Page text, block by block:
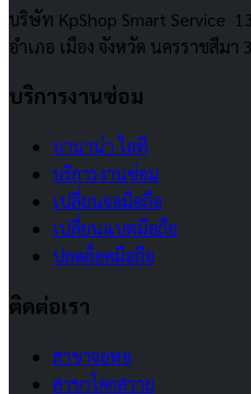
บริษัท KpShop Smart Service
อำเภอ เมือง จังหวัด นครราชสีมา
บริการงานซ่อม
บานาน่า ไอที
บริการงานซ่อม
เปลี่ยนจอมือถือ
เปลี่ยนแบตมือถือ
ปลดล็อคมือถือ
ติดต่อเรา
สาขาจอหอ
สาขาโคกสวาย